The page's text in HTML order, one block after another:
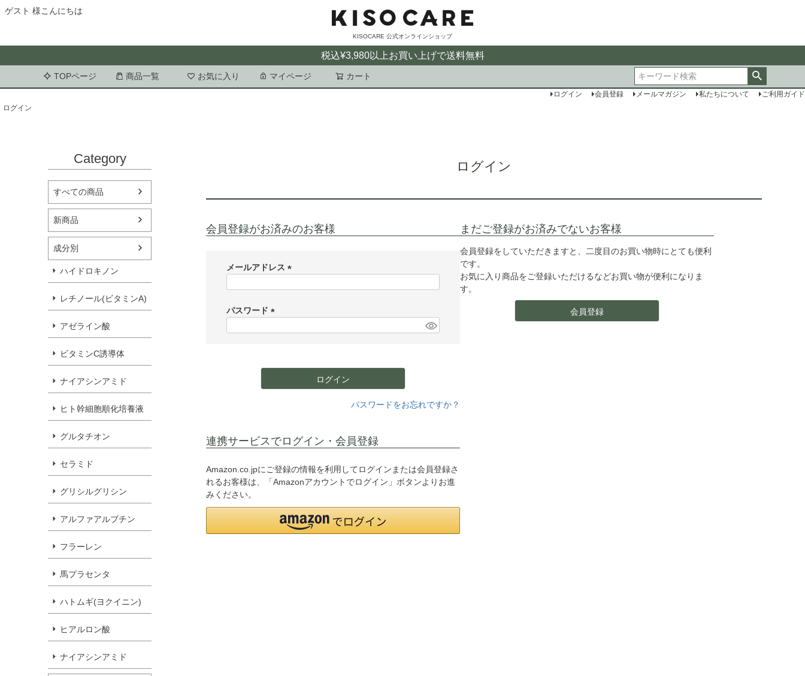
ゲスト 様こんにちは
KISOCARE 公式オンラインショップ
税込¥3,980以上お買い上げで送料無料
TOPページ 商品一覧 お気に入り マイページ カート
ログイン 会員登録 メールマガジン 私たちについて
ご利用ガイド
ログイン
Category
すべての商品
新商品
成分別
ハイドロキノン
レチノール(ビタミンA)
アゼライン酸
ビタミンC誘導体
ナイアシンアミド
ヒト幹細胞順化培養液
グルタチオン
セラミド
グリシルグリシン
アルファアルブチン
フラーレン
馬プラセンタ
ハトムギ(ヨクイニン)
ヒアルロン酸
ナイアシンアミド
ログイン
会員登録がお済みのお客様
メールアドレス
)
パスワード
ログイン
パスワードをお忘れですか？
連携サービスでログイン・会員登録
Amazon.co.jpにご登録の情報を利用してログインまたは会員登録さ
れるお客様は、「Amazonアカウントでログイン」ボタンよりお進
みください。
まだご登録がお済みでないお客様
会員登録をしていただきますと、二度目のお買い物時にとても便利
です。
お気に入り商品をご登録いただけるなどお買い物が便利になりま
す。
会員登録